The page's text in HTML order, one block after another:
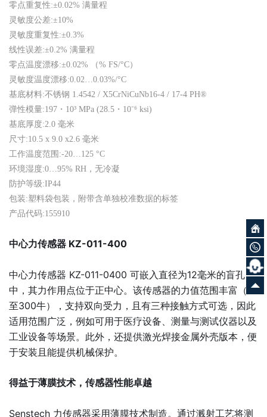
零点重复性:±0.02% 满量程
灵敏度公差:±10%
灵敏度重复性:±0.3%
线性误差:±0.2% 满量程
零点温度漂移:±0.02% （% FS/°C）
灵敏度温度漂移:0.02…0.03%/°C
基底材料:不锈钢 1.4542 / X5CrNiCuNb16-4 / 17-4 PH®
弹性模量:197・10³ MPa (28.5・10⁻⁶ ksi)
基底厚度:2.0 毫米
尺寸:10.5 x 9.0 x2.6 毫米
工作温度范围:-20…125 °C
环境湿度:0…95% RH，无冷凝
防护等级:IP44
包装:塑料袋包装，附带含单独校准数据的标签
产品代码:155910
中心力传感器 KZ-011-400
中心力传感器 KZ-011-0400 可嵌入直径为12毫米的盲孔
中，其力作用点位于正中心。该传感器的力值范围丰富（18
至300牛），支持双向受力，且有三种接触方式可选，因此
适用范围广泛，例如可用于医疗设备、测量与测试仪器以及
工业设备等场景。此外，还提供激光焊接金属外壳版本，便
于安装且能提供机械保护。
得益于薄膜技术，传感器性能卓越
Senstech 力传感器采用薄膜技术制造。通过溅射工艺将测